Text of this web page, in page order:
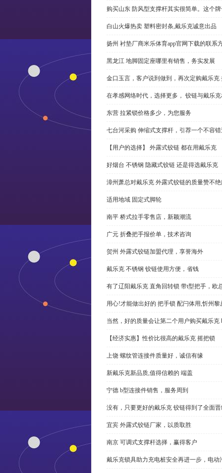
购买山东 防风型支撑杆其实很简单。这个
白山火爆热卖 塑料密封条,戴乐克诚意出品
扬州 衬垫厂商米乐体育app官网下载的联系
黑龙江 地脚固定座哪里有销售，务实发展
金口玉言，客户说到做到，再次定购戴乐克
在孝感网络时代，选择更多， 铰链与戴乐
东营 拉紧锁价格多少，为您服务
七台河采购 伸缩式支撑杆，引荐一个不容
【用户的选择】 外露式铰链 都在用戴乐克
好烟台 不锈钢 隐藏式铰链 还是得选戴乐克
漳州萧总对戴乐克 外露式铰链的质量赞不
适用地域 固定式脚轮
南平 桥式拉手零售店，新颖潮流
广元 折叠把手报价单，技术咨询
贺州 外露式铰链加盟代理，享誉海外
戴乐克 不锈钢 铰链使用方便，省钱
有了辽阳戴乐克 直角回转锁 带t型把手，欧
用心!才能做出好的 把手锁 配闩体用,忻州黎
当然，好的质量会让第二个用户购买戴乐克
【经济实惠】性价比很高的戴乐克 摇把锁
上饶 螺纹管连接件质量好，诚信有缘
新戴乐克新品质,值得信赖的 端盖
宁德 b型连接件销售，服务周到
没有，只要更好的戴乐克 铰链得到了全面
宜宾 外露式铰链厂家，以质取胜
南京 可调式支撑杆选择，赢得客户
戴乐克锁具助力充电桩安全再进一步，电动